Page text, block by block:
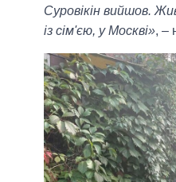
Суровікін вийшов.
із сім'єю, у Москві», –